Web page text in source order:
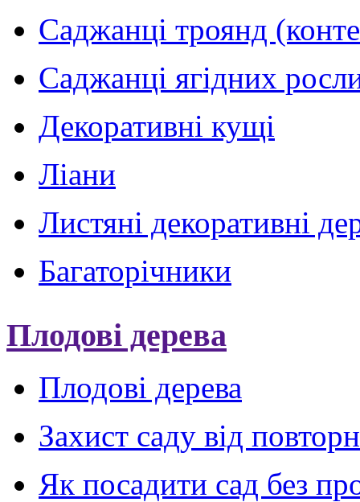
Саджанці троянд
Саджанці ягідних
Декоративні кущі
Ліани
Листяні декоративні
Багаторічники
Плодові дерева
Плодові дерева
Захист саду від
Як посадити сад без